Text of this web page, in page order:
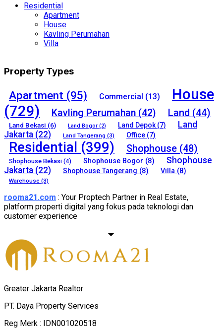
Residential
Apartment
House
Kavling Perumahan
Villa
Property Types
Apartment (95) Commercial (13)
House
(729)
Kavling Perumahan (42) Land (44)
Land Bekasi (6) Land Bogor (2) Land Depok(7)
Land
Jakarta (22) Land Tangerang (3) Office (7)
Residential (399) Shophouse (48)
Shophouse Bekasi (4) Shophouse Bogor (8)
Shophouse
Jakarta (22) Shophouse Tangerang (8) Villa (8)
Warehouse (3)
rooma21.com : Your Proptech Partner in Real Estate,
platform properti digital yang fokus pada teknologi dan
customer experience
Greater Jakarta Realtor
PT. Daya Property Services
Reg Merk : IDN001020518